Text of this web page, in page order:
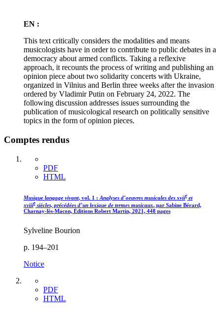
EN :
This text critically considers the modalities and means
musicologists have in order to contribute to public debates in a
democracy about armed conflicts. Taking a reflexive
approach, it recounts the process of writing and publishing an
opinion piece about two solidarity concerts with Ukraine,
organized in Vilnius and Berlin three weeks after the invasion
ordered by Vladimir Putin on February 24, 2022. The
following discussion addresses issues surrounding the
publication of musicological research on politically sensitive
topics in the form of opinion pieces.
Comptes rendus
PDF
HTML
Musique langage vivant, vol. 1 : Analyses d’oeuvres musicales des xviie et
xviiie siècles, précédées d’un lexique de termes musicaux, par Sabine Bérard,
Charnay-lès-Macon, Éditions Robert Martin, 2021, 448 pages
Sylveline Bourion
p. 194–201
Notice
PDF
HTML